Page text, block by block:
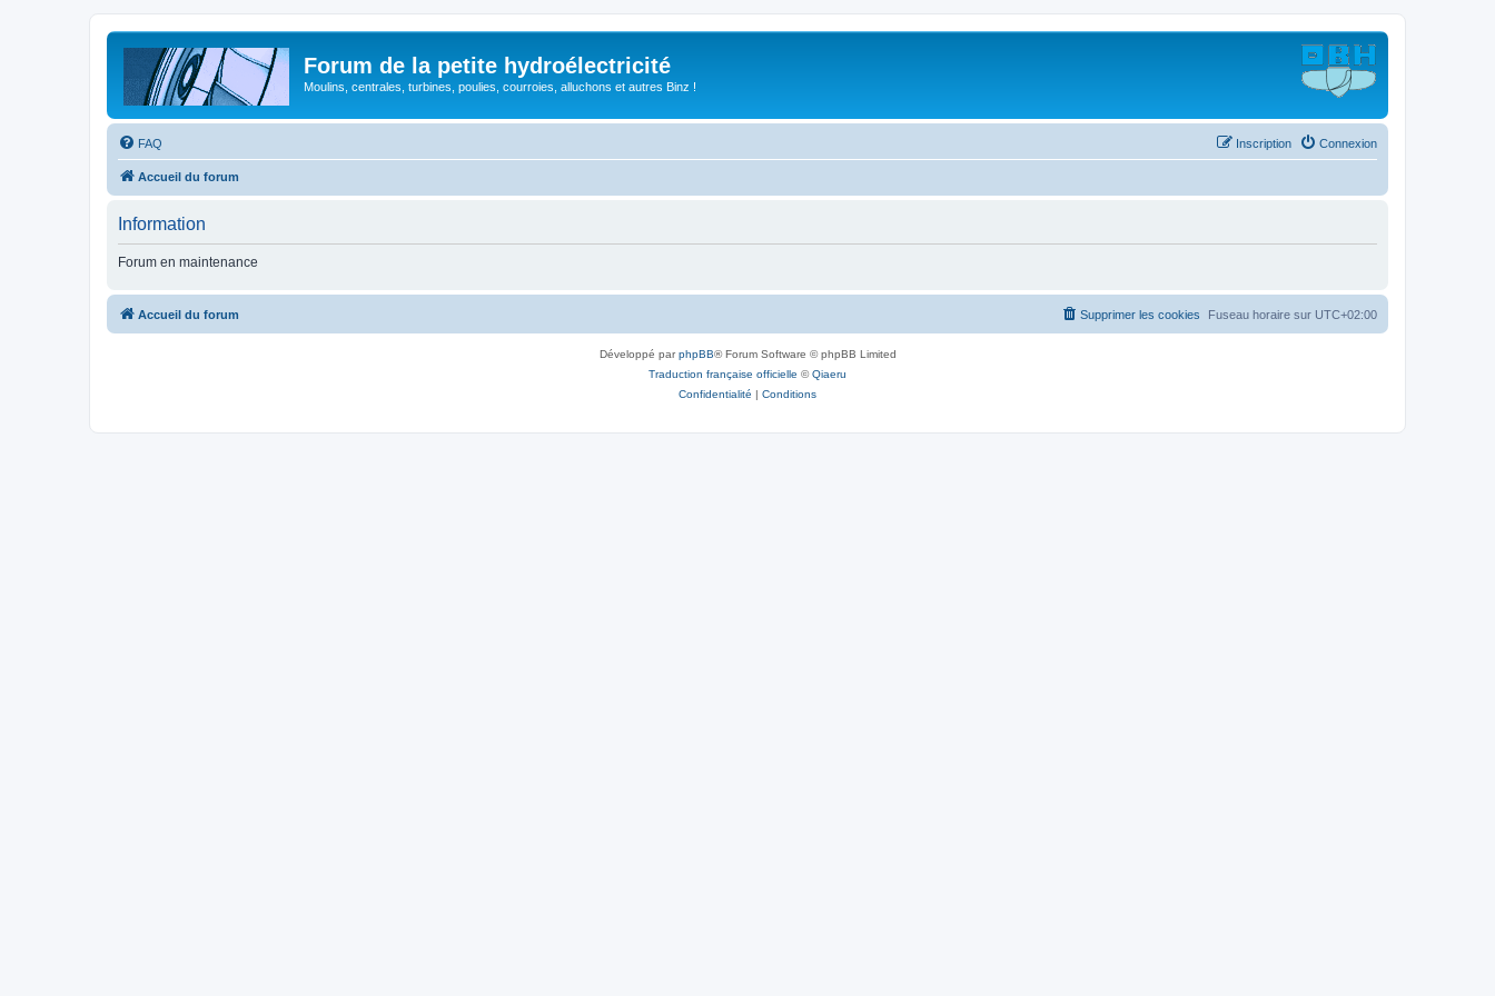
Forum de la petite hydroélectricité
Moulins, centrales, turbines, poulies, courroies, alluchons et autres Binz !
FAQ Connexion
Inscription
Accueil du forum
Information
Forum en maintenance
Accueil du forum Fuseau horaire sur UTC+02:00
Supprimer les cookies
Développé parphpBB® Forum Software © phpBB Limited
Traduction française officielle ©Qiaeru
Confidentialité | Conditions